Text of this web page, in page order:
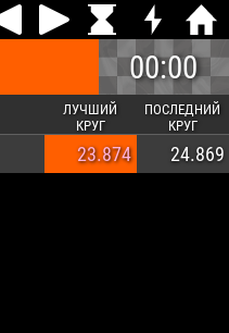
00:00
ЛУЧШИЙ
КРУГ
ПОСЛЕДНИЙ
КРУГ
23.874 24.869